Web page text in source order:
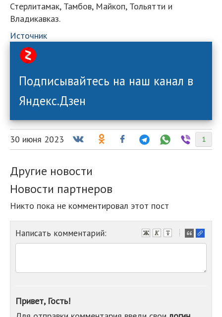
Стерлитамак, Тамбов, Майкоп, Тольятти и
Владикавказ.
Источник
Подписывайтесь на наш канал в
Яндекс.Дзен
1
30 июня 2023
Другие новости
Новости партнеров
Никто пока не комментировал этот пост
Написать комментарий:
-
-
-
-
Привет, Гость!